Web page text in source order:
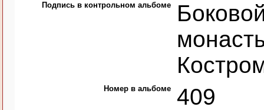
Подпись в контрольном альбоме
Номер в альбоме 409